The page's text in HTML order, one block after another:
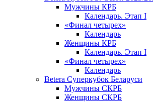
Мужчины КРБ
Календарь. Этап I
«Финал четырех»
Календарь
Женщины КРБ
Календарь. Этап I
«Финал четырех»
Календарь
Betera Суперкубок Беларуси
Мужчины СКРБ
Женщины СКРБ